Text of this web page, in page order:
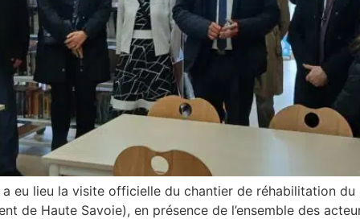
a eu lieu la visite officielle du chantier de réhabilitation
de Haute Savoie), en présence de l’ensemble des